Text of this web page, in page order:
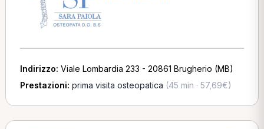
Indirizzo: Viale Lombardia 233 - 20861 Brugherio (MB)
Prestazioni: prima visita osteopatica (45 min · 57,69€)